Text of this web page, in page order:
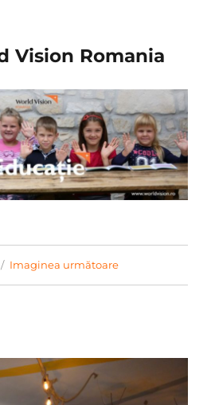
Vision Romania
Imaginea următoare